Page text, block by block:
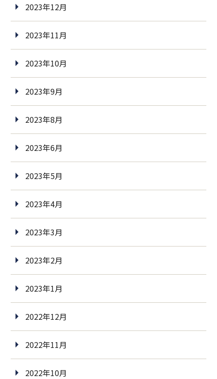
2023年12月
2023年11月
2023年10月
2023年9月
2023年8月
2023年6月
2023年5月
2023年4月
2023年3月
2023年2月
2023年1月
2022年12月
2022年11月
2022年10月